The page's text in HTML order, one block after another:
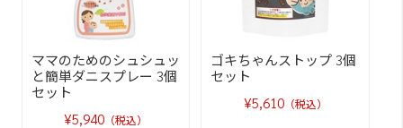
ママのためのシュシュッ
と簡単ダニスプレー 3個
セット
¥5,940 （税込）
ゴキちゃんストップ 3個
セット
¥5,610（税込）